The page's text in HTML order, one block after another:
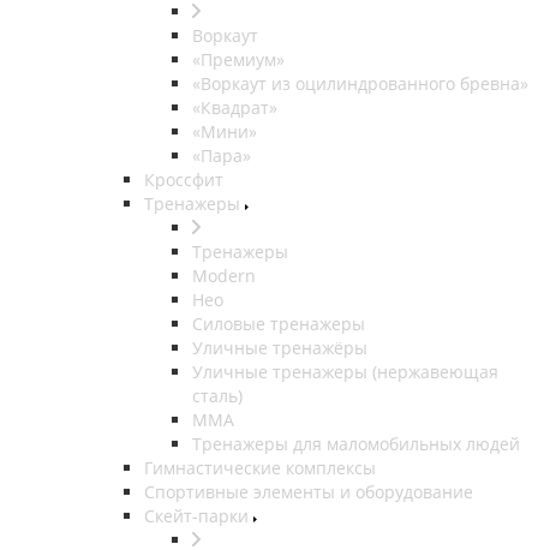
Воркаут
«Премиум»
«Воркаут из оцилиндрованного бревна»
«Квадрат»
«Мини»
«Пара»
Кроссфит
Тренажеры
Тренажеры
Modern
Нео
Силовые тренажеры
Уличные тренажёры
Уличные тренажеры (нержавеющая
сталь)
ММА
Тренажеры для маломобильных людей
Гимнастические комплексы
Спортивные элементы и оборудование
Скейт-парки